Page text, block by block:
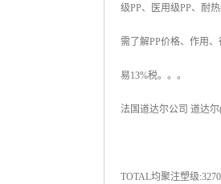
级PP、医用级PP、耐
需了解PP价格、作用、
易13%税。。。
法国道达尔公司 道达尔
TOTAL均聚注塑级:3270